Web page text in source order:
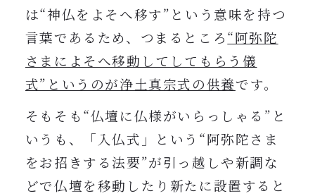
は“神仏をよそへ移す”という意味を持つ
言葉であるため、つまるところ“阿弥陀
さまによそへ移動してしてもらう儀
式”というのが浄土真宗式の供養です。
そもそも“仏壇に仏様がいらっしゃる”と
いうも、「入仏式」という“阿弥陀さま
をお招きする法要”が引っ越しや新調な
どで仏壇を移動したり新たに設置すると